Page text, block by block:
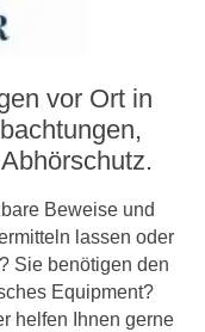
vor Ort in
Beweise und
lassen oder
Sie benötigen den
Equipment?
helfen Ihnen gerne